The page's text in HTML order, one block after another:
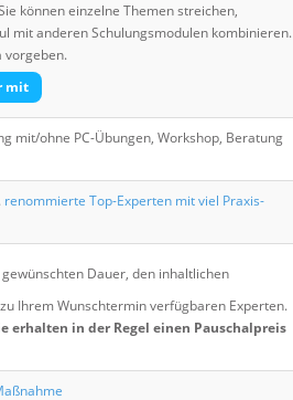
können einzelne Themen streichen,
mit anderen Schulungsmodulen kombinieren.
vorgeben.
mit
mit/ohne PC-Übungen, Workshop, Beratung
renommierte Top-Experten mit viel Praxis-
Dauer, den inhaltlichen
Ihrem Wunschtermin verfügbaren Experten.
erhalten in der Regel einen Pauschalpreis